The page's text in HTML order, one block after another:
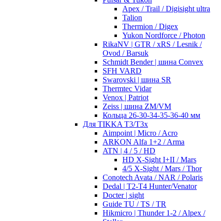
Apex / Trail / Digisight ultra
Talion
Thermion / Digex
Yukon Nordforce / Photon
RikaNV | GTR / xRS / Lesnik /
Ovod / Barsuk
Schmidt Bender | шина Convex
SFH VARD
Swarovski | шина SR
Thermtec Vidar
Venox | Patriot
Zeiss | шина ZM/VM
Кольца 26-30-34-35-36-40 мм
Для TIKKA T3/T3x
Aimpoint | Micro / Acro
ARKON Alfa 1+2 / Arma
ATN | 4 / 5 / HD
HD X-Sight I+II / Mars
4/5 X-Sight / Mars / Thor
Conotech Avata / NAR / Polaris
Dedal | T2-T4 Hunter/Venator
Docter | sight
Guide TU / TS / TR
Hikmicro | Thunder 1-2 / Alpex /